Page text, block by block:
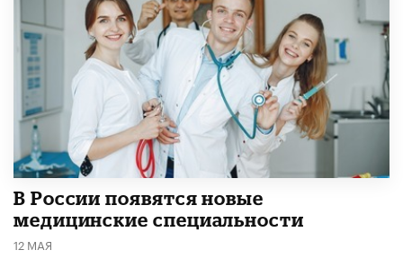
В России появятся новые
медицинские специальности
12 МАЯ